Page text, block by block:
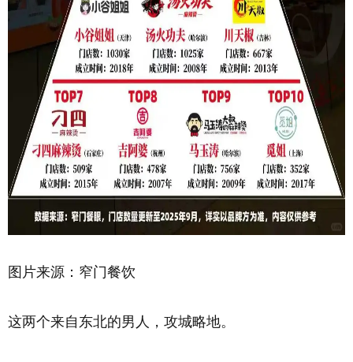
图片来源：窄门餐饮
这两个来自东北的男人，攻城略地。